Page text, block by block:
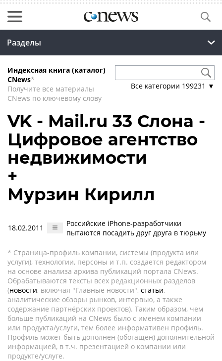
Разделы
Индексная книга (каталог)
CNews*
Получите все материалы
CNews по ключевому слову
Все категории 199231 ▼
VK - Mail.ru 33 Слона -
Цифровое агентство
недвижимости
+
Мурзин Кирилл
18.02.2011
Российские iPhone-разработчики
пытаются посадить друг друга в тюрьму
* Страница-профиль компании, системы (продукта или
услуги), технологии, персоны и т.п. создается редактором
на основе анализа архива публикаций портала CNews.
Обрабатываются тексты всех редакционных разделов
(новости, включая "Главные новости", статьи,
аналитические обзоры рынков, интервью, а также
содержание партнёрских проектов). Таким образом, чем
больше публикаций на CNews было с именем компании
или продукта/услуги, тем более информативен профиль.
Профиль может быть дополнен (обогащен) дополнительной
информацией, в т.ч. презентацией о компании или
продукте/услуге.